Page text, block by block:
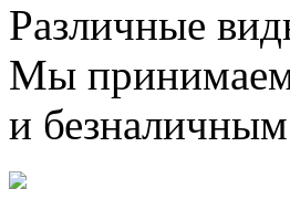
Различные
Мы принимаем
и